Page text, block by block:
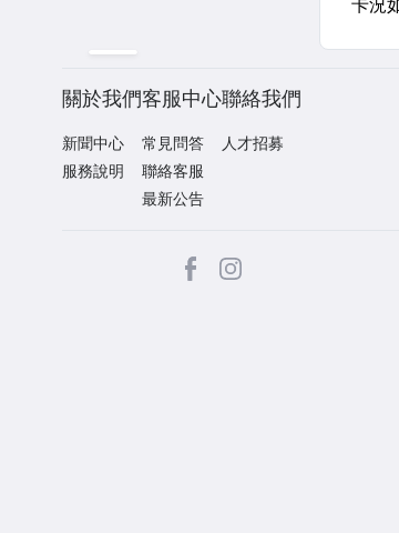
關於我們
新聞中心
服務說明
客服中心
常見問答
聯絡客服
最新公告
聯絡我們
人才招募
facebook